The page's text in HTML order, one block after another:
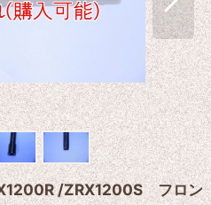
/ZRX1200S フロン